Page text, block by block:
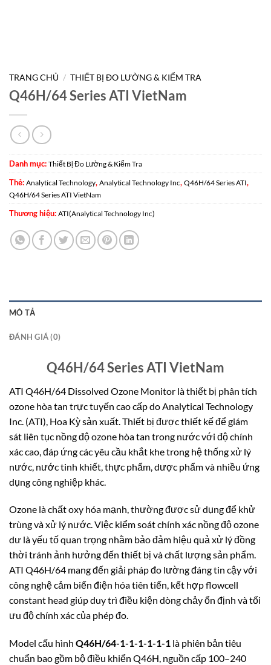
TRANG CHỦ / THIẾT BỊ ĐO LƯỜNG & KIỂM TRA
Q46H/64 Series ATI VietNam
Danh mục: Thiết Bị Đo Lường & Kiểm Tra
Thẻ: Analytical Technology, Analytical Technology Inc, Q46H/64 Series ATI,
Q46H/64 Series ATI VietNam
Thương hiệu: ATI(Analytical Technology Inc)
MÔ TẢ
ĐÁNH GIÁ (0)
Q46H/64 Series ATI VietNam
ATI Q46H/64 Dissolved Ozone Monitor là thiết bị phân tích
ozone hòa tan trực tuyến cao cấp do Analytical Technology
Inc. (ATI), Hoa Kỳ sản xuất. Thiết bị được thiết kế để giám
sát liên tục nồng độ ozone hòa tan trong nước với độ chính
xác cao, đáp ứng các yêu cầu khắt khe trong hệ thống xử lý
nước, nước tinh khiết, thực phẩm, dược phẩm và nhiều ứng
dụng công nghiệp khác.
Ozone là chất oxy hóa mạnh, thường được sử dụng để khử
trùng và xử lý nước. Việc kiểm soát chính xác nồng độ ozone
dư là yếu tố quan trọng nhằm bảo đảm hiệu quả xử lý đồng
thời tránh ảnh hưởng đến thiết bị và chất lượng sản phẩm.
ATI Q46H/64 mang đến giải pháp đo lường đáng tin cậy với
công nghệ cảm biến điện hóa tiên tiến, kết hợp flowcell
constant head giúp duy trì điều kiện dòng chảy ổn định và tối
ưu độ chính xác của phép đo.
Model cấu hình Q46H/64-1-1-1-1-1-1 là phiên bản tiêu
chuẩn bao gồm bộ điều khiển Q46H, nguồn cấp 100–240